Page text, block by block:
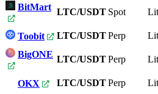
BitMart LTC/USDT Spot
Toobit LTC/USDTPerp
BigONE LTC/USDTPerp
OKX LTC/USDTPerp